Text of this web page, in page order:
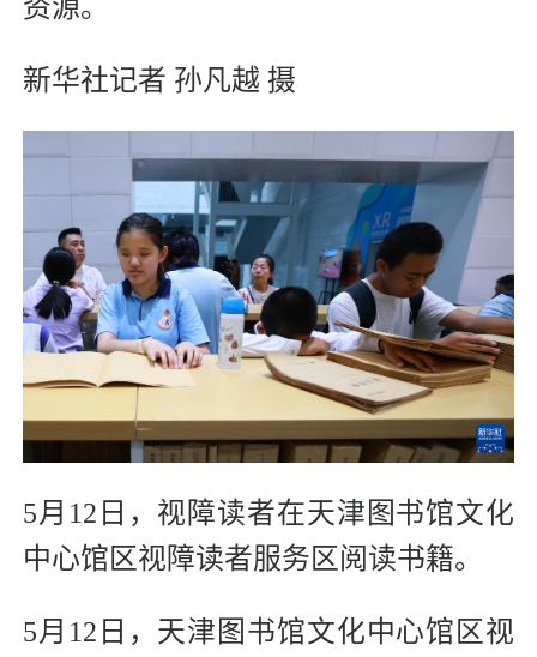
资源。
新华社记者 孙凡越 摄
5月12日，视障读者在天津图书馆文化
中心馆区视障读者服务区阅读书籍。
5月12日，天津图书馆文化中心馆区视